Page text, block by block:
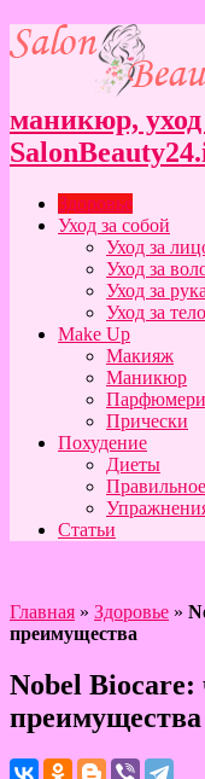
маникюр,
Здоровье
Уход за собой
Уход за
Уход за
Уход за
Уход за
Make Up
Макияж
Маникюр
Прически
Похудение
Диеты
Статьи
Главная » Здоровье »
преимущества
Nobel Biocare:
преимущества